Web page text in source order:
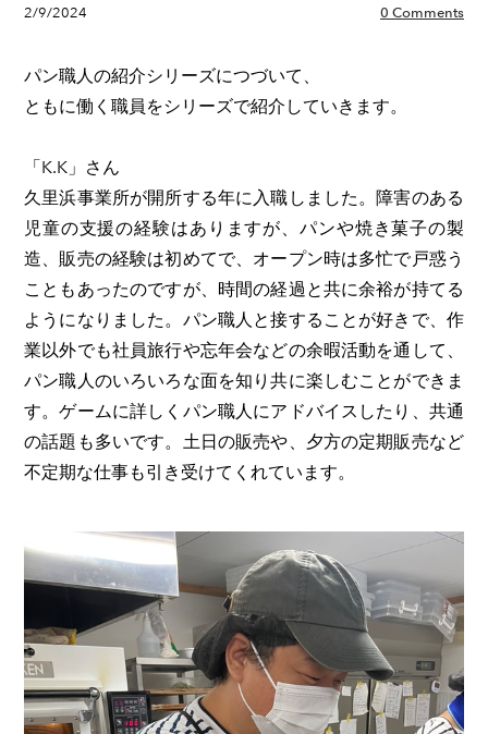
2/9/2024 0 Comments
パン職人の紹介シリーズにつづいて、
ともに働く職員をシリーズで紹介していきます。
「K.K」さん
久里浜事業所が開所する年に入職しました。障害のある
児童の支援の経験はありますが、パンや焼き菓子の製
造、販売の経験は初めてで、オープン時は多忙で戸惑う
こともあったのですが、時間の経過と共に余裕が持てる
ようになりました。パン職人と接することが好きで、作
業以外でも社員旅行や忘年会などの余暇活動を通して、
パン職人のいろいろな面を知り共に楽しむことができま
す。ゲームに詳しくパン職人にアドバイスしたり、共通
の話題も多いです。土日の販売や、夕方の定期販売など
不定期な仕事も引き受けてくれています。